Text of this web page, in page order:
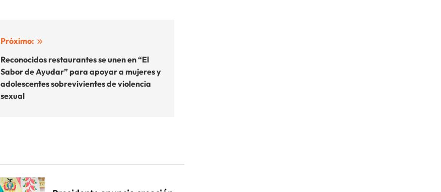
Próximo:
Reconocidos restaurantes se unen en “El
Sabor de Ayudar” para apoyar a mujeres y
adolescentes sobrevivientes de violencia
sexual